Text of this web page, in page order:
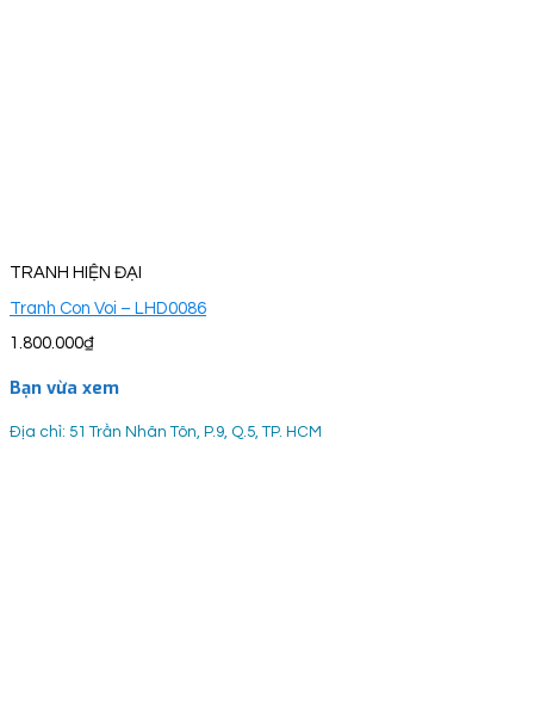
TRANH HIỆN ĐẠI
Tranh Con Voi – LHD0086
1.800.000₫
Bạn vừa xem
Địa chỉ: 51 Trần Nhân Tôn, P.9, Q.5, TP. HCM